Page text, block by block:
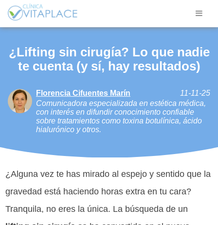
¿Lifting sin cirugía? Lo que nadie
te cuenta (y sí, hay resultados)
Florencia Cifuentes Marín
11-11-25
Comunicadora especializada en estética médica,
con interés en difundir conocimiento confiable
sobre tratamientos como toxina botulínica, ácido
hialurónico y otros.
¿Alguna vez te has mirado al espejo y sentido que la
gravedad está haciendo horas extra en tu cara?
Tranquila, no eres la única. La búsqueda de un